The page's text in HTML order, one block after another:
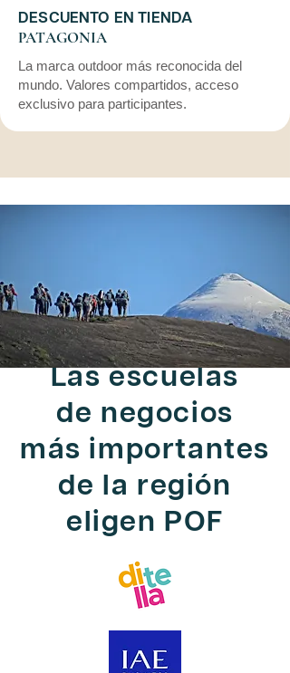
DESCUENTO EN TIENDA
PATAGONIA
La marca outdoor más reconocida del
mundo. Valores compartidos, acceso
exclusivo para participantes.
Las escuelas
de negocios
más importantes
de la región
eligen POF